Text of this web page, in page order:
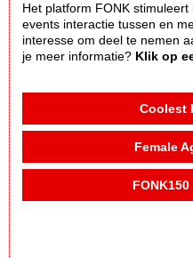
Het platform FONK
events interactie tussen en
interesse om deel te nemen
je meer informatie? Klik op
Coolest
Female